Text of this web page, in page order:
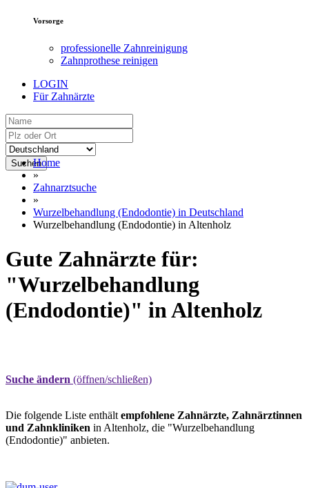
Vorsorge
professionelle Zahnreinigung
Zahnprothese reinigen
LOGIN
Für Zahnärzte
SuchenHome
»
Zahnarztsuche
»
Wurzelbehandlung (Endodontie) in Deutschland
Wurzelbehandlung (Endodontie) in Altenholz
Gute Zahnärzte für:
"Wurzelbehandlung
(Endodontie)" in Altenholz
Suche ändern (öffnen/schließen)
Die folgende Liste enthält empfohlene Zahnärzte, Zahnärztinnen
und Zahnkliniken in Altenholz, die "Wurzelbehandlung
(Endodontie)" anbieten.